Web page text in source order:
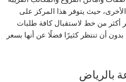
حيث يتوفر هذا المركز على
أكثر من خط لاستقبال كافة طلبات
أن تنتظر كثيرًا فضلًا عن أنها بسعر
بالرياض